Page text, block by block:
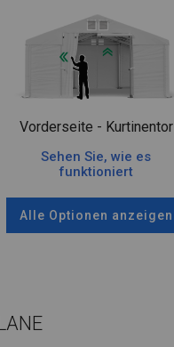
Vorderseite - Kurtinentor
Sehen Sie, wie es
funktioniert
Alle Optionen anzeigen